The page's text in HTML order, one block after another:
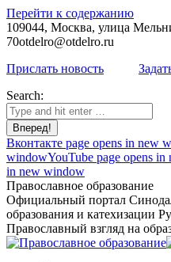
Перейти к содержанию
109044, Москва, улица
70otdelro@otdelro.ru
Прислать новость
Search:
Вконтакте page opens in new
windowYouTube page opens
in new window
Православное образование
Официальный портал
образования и катехизации
Православный взгляд на